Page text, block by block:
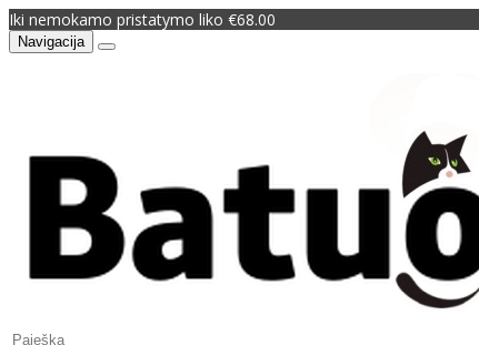
Iki nemokamo pristatymo liko €68.00
Navigacija